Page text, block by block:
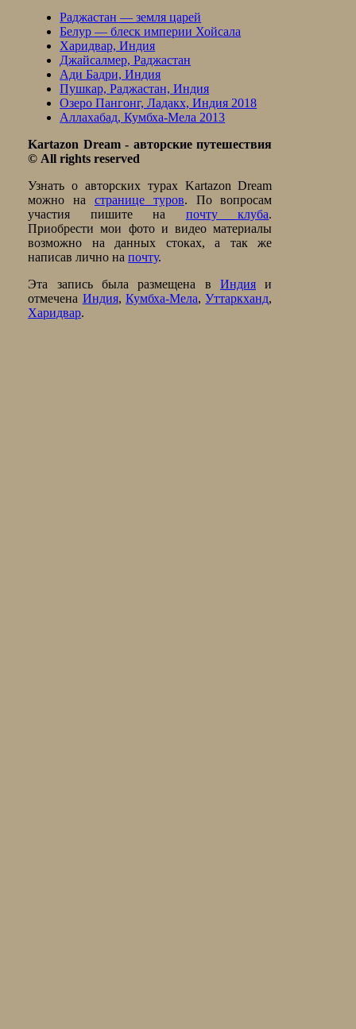
Раджастан — земля царей
Белур — блеск империи Хойсала
Харидвар, Индия
Джайсалмер, Раджастан
Ади Бадри, Индия
Пушкар, Раджастан, Индия
Озеро Пангонг, Ладакх, Индия 2018
Аллахабад, Кумбха-Мела 2013
Kartazon Dream - авторские путешествия
© All rights reserved
Узнать о авторских туpах Kartazon Dream
можно на странице туров. По вопросам
участия пишите на почту клуба.
Приобрести мои фото и видео материалы
возможно на данных стоках, а так же
написав лично напочту.
Эта запись была размещена вИндия и
отмечена Индия, Кумбха-Мела,Уттаркханд,
Харидвар.